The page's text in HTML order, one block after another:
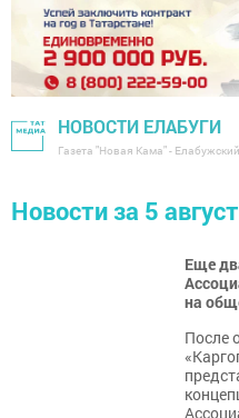
НОВОСТИ ЕЛАБУГИ
Газета "Новая Кама" -
Новости за 5
Еще
на
После